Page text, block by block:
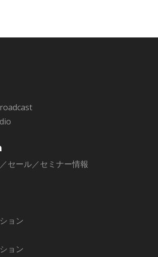
セール／セミナー情報
ョン
ョン